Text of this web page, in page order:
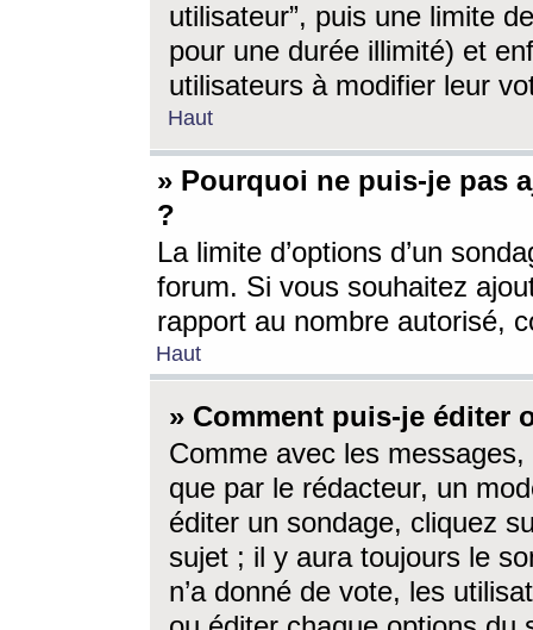
utilisateur”, puis une limite
pour une durée illimité) et
utilisateurs à modifier leur
Haut
» Pourquoi ne puis-je pas
?
La limite d’options d’un
forum. Si vous souhaitez
rapport au nombre autorisé,
Haut
» Comment puis-je éditer
Comme avec les
que par le rédacteur, un
éditer un sondage, cliquez
sujet ; il y aura toujours le
n’a donné de vote, les